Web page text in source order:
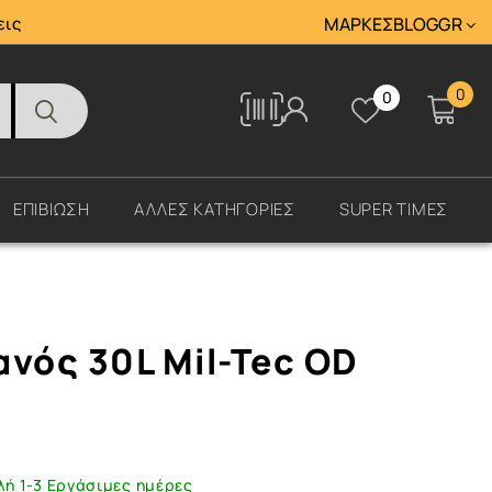
Tracking ΜΆΡΚΕΣBLOGGR
Tracking 0 0
ΕΠΙΒΙΩΣΗ ΑΛΛΕΣ ΚΑΤΗΓΟΡΙΕΣ SUPER ΤΙΜΕΣ
30L Mil-Tec OD
1-3 Εργάσιμες ημέρες